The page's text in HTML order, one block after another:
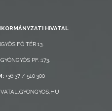
HIVATAL
FŐ TÉR 13.
PF.:173.
+36 37 / 510 300